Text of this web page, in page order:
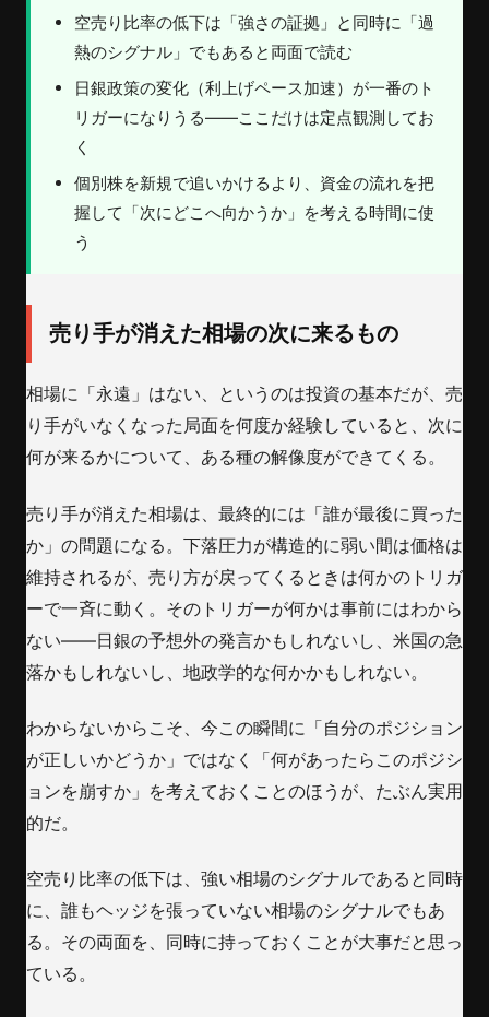
空売り比率の低下は「強さの証拠」と同時に「過
熱のシグナル」でもあると両面で読む
日銀政策の変化（利上げペース加速）が一番のト
リガーになりうる——ここだけは定点観測してお
く
個別株を新規で追いかけるより、資金の流れを把
握して「次にどこへ向かうか」を考える時間に使
う
売り手が消えた相場の次に来るもの
相場に「永遠」はない、というのは投資の基本だが、売
り手がいなくなった局面を何度か経験していると、次に
何が来るかについて、ある種の解像度ができてくる。
売り手が消えた相場は、最終的には「誰が最後に買った
か」の問題になる。下落圧力が構造的に弱い間は価格は
維持されるが、売り方が戻ってくるときは何かのトリガ
ーで一斉に動く。そのトリガーが何かは事前にはわから
ない——日銀の予想外の発言かもしれないし、米国の急
落かもしれないし、地政学的な何かかもしれない。
わからないからこそ、今この瞬間に「自分のポジション
が正しいかどうか」ではなく「何があったらこのポジシ
ョンを崩すか」を考えておくことのほうが、たぶん実用
的だ。
空売り比率の低下は、強い相場のシグナルであると同時
に、誰もヘッジを張っていない相場のシグナルでもあ
る。その両面を、同時に持っておくことが大事だと思っ
ている。